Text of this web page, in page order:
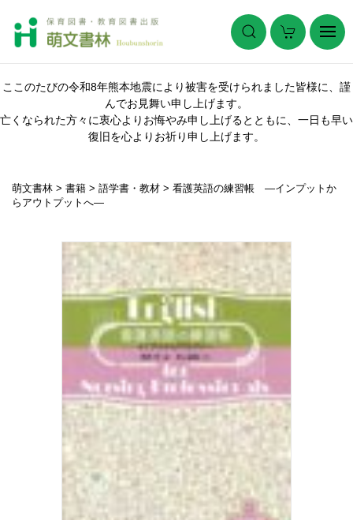
ここのたびの令和8年熊本地震により被害を受けられました皆様に、謹
んでお見舞い申し上げます。
亡くなられた方々に衷心よりお悔やみ申し上げるとともに、一日も早い
復旧を心よりお祈り申し上げます。
萌文書林 > 書籍 > 語学書・教材 > 看護英語の練習帳 ―インプットか
らアウトプットへ―